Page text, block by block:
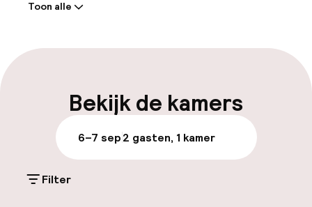
Parkeergelegenheid op eigen terrein
(buiten)
€ 18,00 per dag
Openbaar parkeren
Toon alle
Bekijk de kamers
6–7 sep2 gasten, 1 kamer
Filter